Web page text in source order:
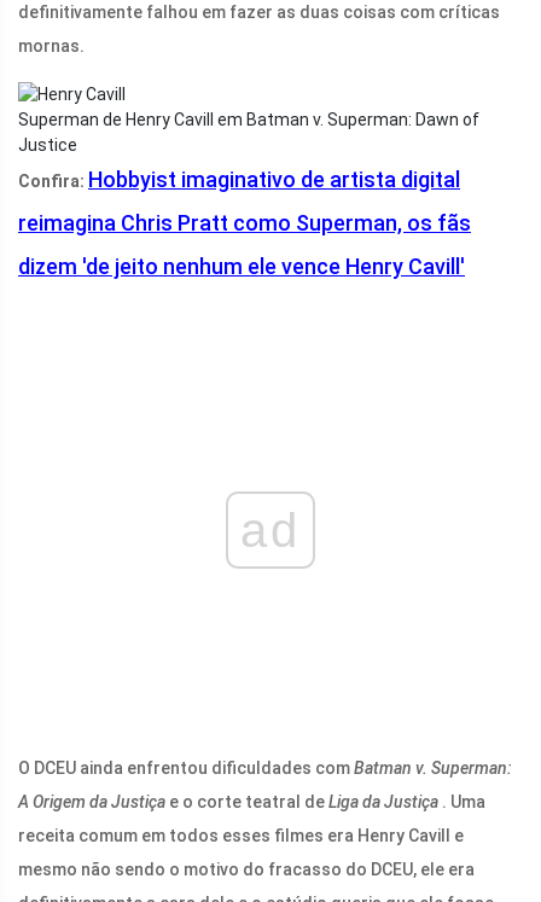
definitivamente falhou em fazer as duas coisas com críticas
mornas.
Superman de Henry Cavill em Batman v. Superman: Dawn of
Justice
Confira: Hobbyist imaginativo de artista digital
reimagina Chris Pratt como Superman, os fãs
dizem 'de jeito nenhum ele vence Henry Cavill'
ad
O DCEU ainda enfrentou dificuldades comBatman v. Superman:
A Origem da Justiça e o corte teatral deLiga da Justiça . Uma
receita comum em todos esses filmes era Henry Cavill e
mesmo não sendo o motivo do fracasso do DCEU, ele era